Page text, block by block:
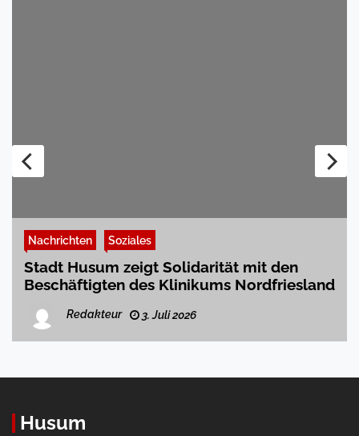
Nachrichten Soziales
Stadt Husum zeigt Solidarität mit den
Beschäftigten des Klinikums Nordfriesland
Redakteur 3. Juli 2026
Husum